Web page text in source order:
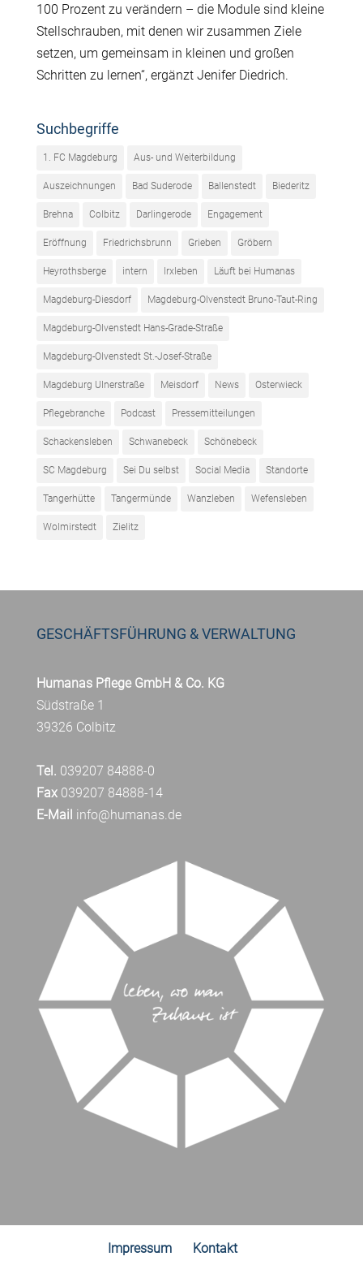
100 Prozent zu verändern – die Module sind kleine
Stellschrauben, mit denen wir zusammen Ziele
setzen, um gemeinsam in kleinen und großen
Schritten zu lernen“, ergänzt Jenifer Diedrich.
Suchbegriffe
1. FC Magdeburg Aus- und Weiterbildung
Auszeichnungen Bad Suderode Ballenstedt Biederitz
Brehna Colbitz Darlingerode Engagement
Eröffnung Friedrichsbrunn Grieben Gröbern
Heyrothsberge intern Irxleben Läuft bei Humanas
Magdeburg-Diesdorf Magdeburg-Olvenstedt Bruno-Taut-Ring
Magdeburg-Olvenstedt Hans-Grade-Straße
Magdeburg-Olvenstedt St.-Josef-Straße
Magdeburg Ulnerstraße Meisdorf News Osterwieck
Pflegebranche Podcast Pressemitteilungen
Schackensleben Schwanebeck Schönebeck
SC Magdeburg Sei Du selbst Social Media Standorte
Tangerhütte Tangermünde Wanzleben Wefensleben
Wolmirstedt Zielitz
GESCHÄFTSFÜHRUNG & VERWALTUNG
Humanas Pflege GmbH & Co. KG
Südstraße 1
39326 Colbitz
Tel. 039207 84888-0
Fax039207 84888-14
E-Mail info@humanas.de
Impressum
Kontakt